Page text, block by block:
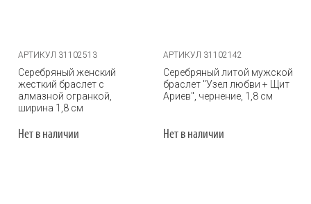
АРТИКУЛ 31102513
Серебряный женский
жесткий браслет с
алмазной огранкой,
ширина 1,8 см
Нет в наличии
АРТИКУЛ 31102142
Серебряный литой мужской
браслет "Узел любви + Щит
Ариев", чернение, 1,8 см
Нет в наличии